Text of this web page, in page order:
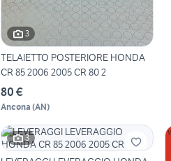
3
TELAIETTO POSTERIORE HONDA
CR 85 2006 2005 CR 80 2
80 €
Ancona (AN)
3